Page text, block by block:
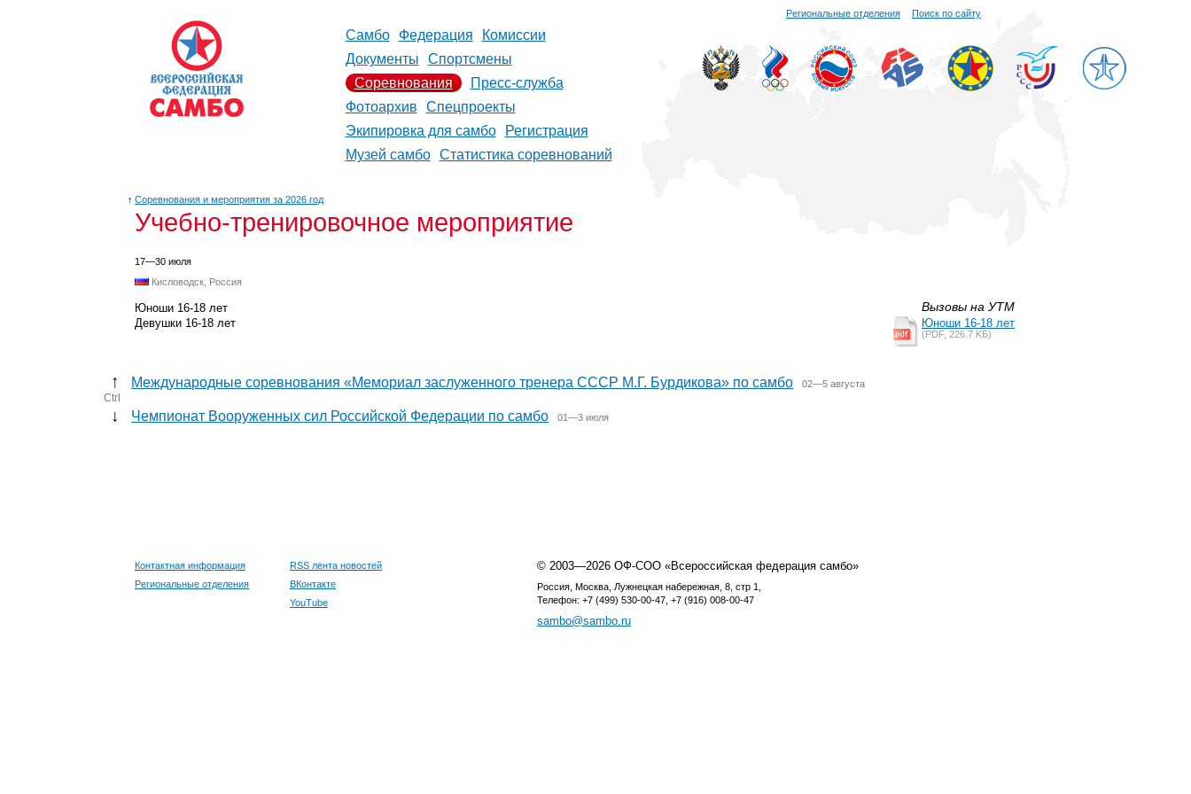
Региональные отделения Поиск по сайту
Самбо Федерация
Комиссии
Документы
Спортсмены
Соревнования
Пресс-служба
Фотоархив
Спецпроекты
Экипировка для самбо
Регистрация
Музей самбо
Статистика соревнований
↑ Соревнования и мероприятия за 2026 год
Учебно-тренировочное мероприятие
17—30 июля
Кисловодск, Россия
Юноши 16-18 лет
Девушки 16-18 лет
Вызовы на УТМ
Юноши 16-18 лет
(PDF, 226.7 KБ)
↑ Международные соревнования «Мемориал заслуженного тренера СССР М.Г. Бурдикова» по самбо 02—5 августа
Ctrl
↓ Чемпионат Вооруженных сил Российской Федерации по самбо 01—3 июля
Контактная информация
Региональные отделения
RSS лента новостей
ВКонтакте
YouTube
© 2003—2026 ОФ-СОО «Всероссийская федерация самбо»
Россия, Москва, Лужнецкая набережная, 8, стр 1,
Телефон: +7 (499) 530-00-47, +7 (916) 008-00-47
sambo@sambo.ru